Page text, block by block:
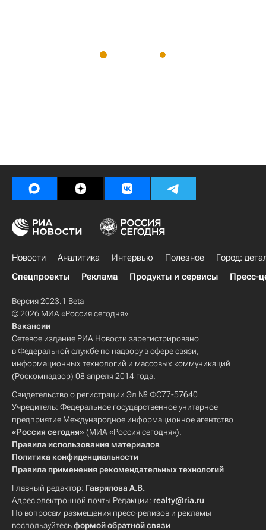
Новости Аналитика Интервью Полезное
Город:
Спецпроекты
Реклама Продукты и сервисы Пресс-
Версия 2023.1 Beta
© 2026 МИА «Россия сегодня»
Вакансии
Сетевое издание РИА Новости зарегистрировано
в Федеральной службе по надзору в сфере связи,
информационных технологий и массовых коммуникаций
(Роскомнадзор) 08 апреля 2014 года.
Свидетельство о регистрации Эл № ФС77-57640
Учредитель: Федеральное государственное унитарное
предприятие Международное информационное агентство
«Россия сегодня» (МИА «Россия сегодня»).
Правила использования материалов
Политика конфиденциальности
Правила применения рекомендательных технологий
Главный редактор: Гаврилова А.В.
Адрес электронной почты Редакции: realty@ria.ru
По вопросам размещения пресс-релизов и рекламы
воспользуйтесьформой обратной связи